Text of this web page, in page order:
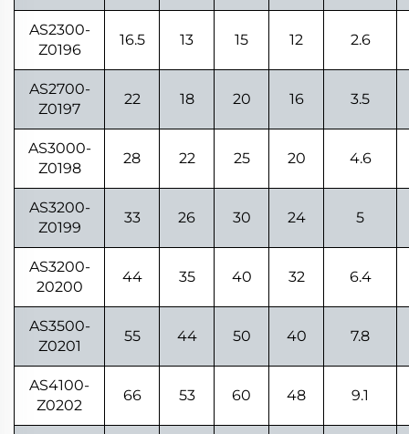
AS2300-
Z0196
16.5 13 15 12 2.6
AS2700-
Z0197
22 18 20 16 3.5
AS3000-
Z0198
28 22 25 20 4.6
AS3200-
Z0199
33 26 30 24 5
AS3200-
20200
44 35 40 32 6.4
AS3500-
Z0201
55 44 50 40 7.8
AS4100-
Z0202
66 53 60 48 9.1